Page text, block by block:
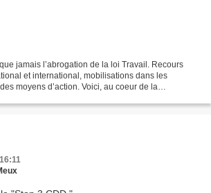
jamais l’abrogation de la loi Travail. Recours
et international, mobilisations dans les
moyens d’action. Voici, au coeur de la